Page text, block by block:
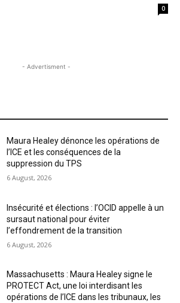
0
- Advertisment -
Maura Healey dénonce les opérations de
l’ICE et les conséquences de la
suppression du TPS
6 August, 2026
Insécurité et élections : l’OCID appelle à un
sursaut national pour éviter
l’effondrement de la transition
6 August, 2026
Massachusetts : Maura Healey signe le
PROTECT Act, une loi interdisant les
opérations de l’ICE dans les tribunaux, les